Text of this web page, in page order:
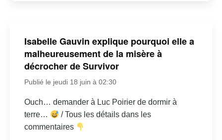
Isabelle Gauvin explique pourquoi elle a
malheureusement de la misère à
décrocher de Survivor
Publié le jeudi 18 juin à 02:30
Ouch… demander à Luc Poirier de dormir à
terre…
/ Tous les détails dans les
commentaires